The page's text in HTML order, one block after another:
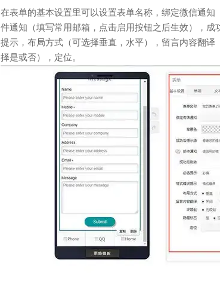
在表单的基本设置里可以设置表单名称，绑定微信通
件通知（填写常用邮箱，点击启用按钮之后生效），
提示，布局方式（可选择垂直，水平），留言内容翻
择是或否），定位。